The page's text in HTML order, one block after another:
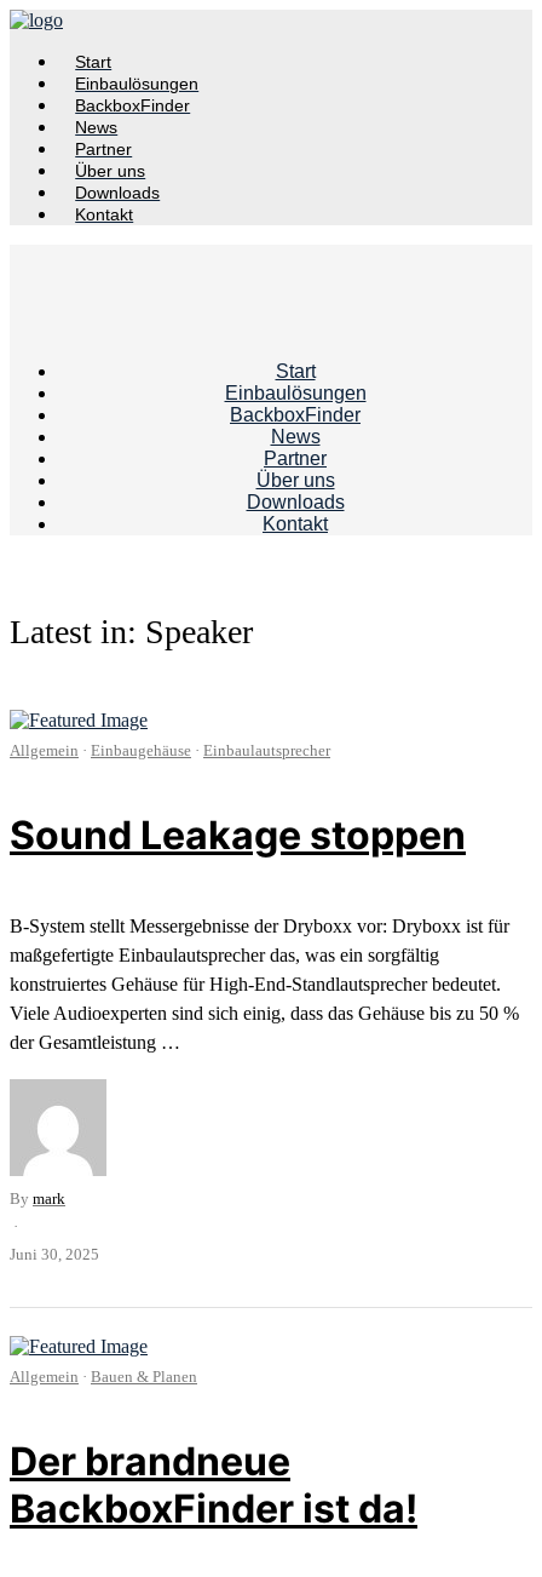
Start
Einbaulösungen
BackboxFinder
News
Partner
Über uns
Downloads
Kontakt
Start
Einbaulösungen
BackboxFinder
News
Partner
Über uns
Downloads
Kontakt
Latest in: Speaker
Allgemein · Einbaugehäuse · Einbaulautsprecher
Sound Leakage stoppen
B-System stellt Messergebnisse der Dryboxx vor: Dryboxx ist für
maßgefertigte Einbaulautsprecher das, was ein sorgfältig
konstruiertes Gehäuse für High-End-Standlautsprecher bedeutet.
Viele Audioexperten sind sich einig, dass das Gehäuse bis zu 50 %
der Gesamtleistung …
By mark
·
Juni 30, 2025
Allgemein · Bauen & Planen
Der brandneue
BackboxFinder ist da!